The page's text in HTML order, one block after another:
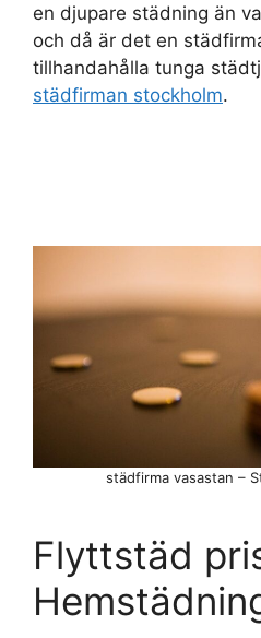
en djupare städning än
och då är det en
tillhandahålla tunga
städfirman stockholm.
städfirma vasastan –
Flyttstäd